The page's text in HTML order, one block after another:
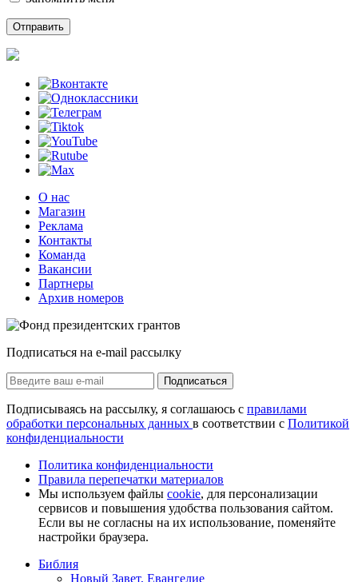
О нас
Магазин
Реклама
Контакты
Команда
Вакансии
Партнеры
Архив номеров
Подписаться на e-mail рассылку
Подписаться
Подписываясь на рассылку, я соглашаюсь с правилами
обработки персональных данных в соответствии с Политикой
конфиденциальности
Политика конфиденциальности
Правила перепечатки материалов
Мы используем файлы cookie, для персонализации
сервисов и повышения удобства пользования сайтом.
Если вы не согласны на их использование, поменяйте
настройки браузера.
Библия
Новый Завет, Евангелие